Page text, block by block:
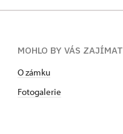
MOHLO BY VÁS ZAJÍMAT
O zámku
Fotogalerie